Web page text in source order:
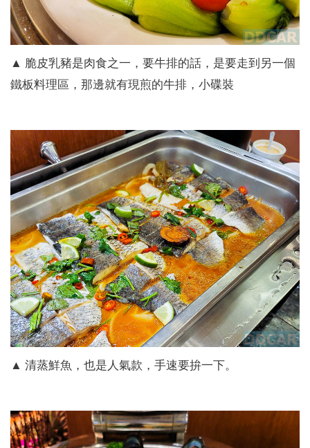
▲ 脆皮乳豬是肉食之一，要牛排的話，是要走到另一個
鐵板料理區，那邊就有現煎的牛排，小碟裝
▲ 清蒸鮮魚，也是人氣款，手速要拚一下。